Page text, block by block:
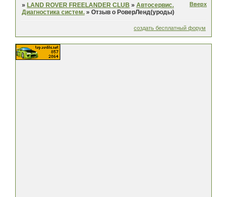
»LAND ROVER FREELANDER CLUB »Автосервис.
Диагностика систем. »Отзыв о РоверЛенд(уроды)
Вверх
создать бесплатный форум